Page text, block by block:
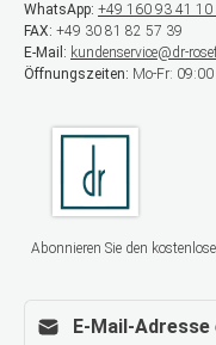
WhatsApp: +49 160 93 41 10
FAX: +49 30 81 82 57 39
E-Mail: kundenservice@dr-
Öffnungszeiten: Mo-Fr:
Abonnieren Sie den